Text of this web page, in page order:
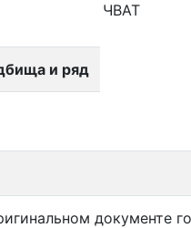
ЧВАТ
и ряд
документе